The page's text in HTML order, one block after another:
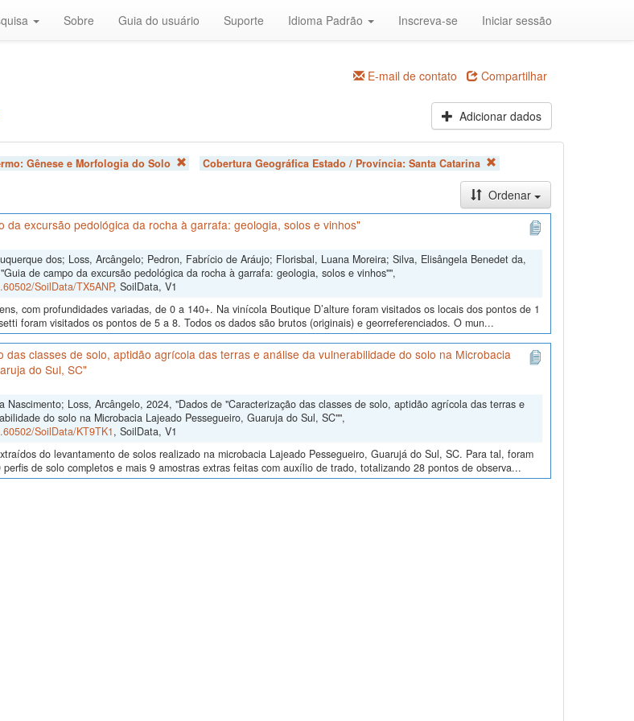
Sobre Guia do usuário Suporte Idioma Padrão Inscreva-se Iniciar sessão
E-mail de contato Compartilhar
Adicionar dados
Gênese e Morfologia do Solo Cobertura Geográfica Estado / Província: Santa Catarina
Ordenar
da excursão pedológica da rocha à garrafa: geologia, solos e vinhos"
dos; Loss, Arcângelo; Pedron, Fabrício de Aráujo; Florisbal, Luana Moreira; Silva, Elisângela Benedet da,
de campo da excursão pedológica da rocha à garrafa: geologia, solos e vinhos"",
SoilData/TX5ANP, SoilData, V1
com profundidades variadas, de 0 a 140+. Na vinícola Boutique D’alture foram visitados os locais dos pontos de 1
foram visitados os pontos de 5 a 8. Todos os dados são brutos (originais) e georreferenciados. O mun...
das classes de solo, aptidão agrícola das terras e análise da vulnerabilidade do solo na Microbacia
do Sul, SC"
Nascimento; Loss, Arcângelo, 2024, "Dados de "Caracterização das classes de solo, aptidão agrícola das terras e
do solo na Microbacia Lajeado Pessegueiro, Guaruja do Sul, SC"",
SoilData/KT9TK1, SoilData, V1
do levantamento de solos realizado na microbacia Lajeado Pessegueiro, Guarujá do Sul, SC. Para tal, foram
de solo completos e mais 9 amostras extras feitas com auxílio de trado, totalizando 28 pontos de observa...